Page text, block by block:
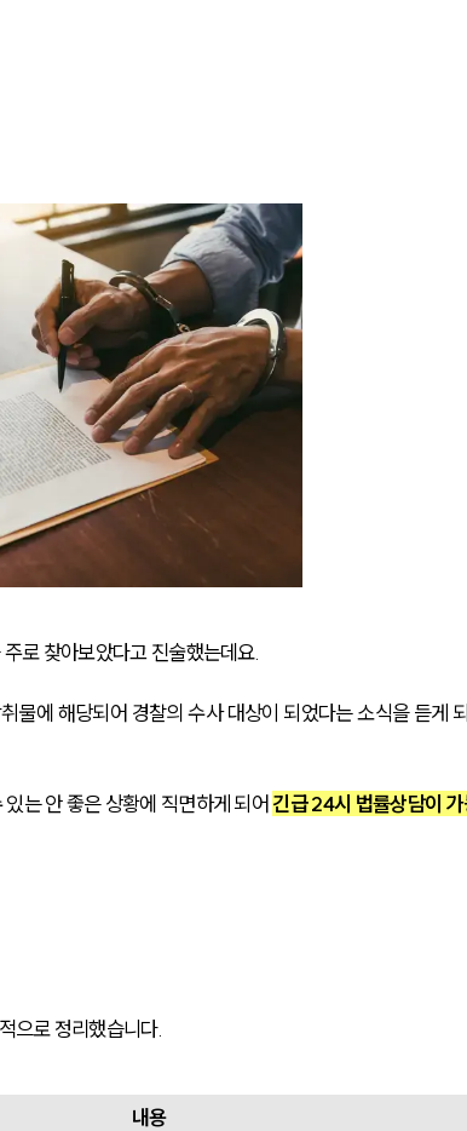
로 찾아보았다고 진술했는데요.
물에 해당되어 경찰의 수사 대상이 되었다는 소식을 듣게
는 안 좋은 상황에 직면하게 되어 긴급 24시 법률상담이
으로 정리했습니다.
내용